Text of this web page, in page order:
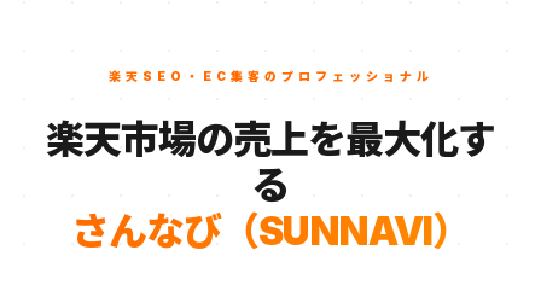
楽天SEO・EC集客のプロフェッショナル
楽天市場の売上を最大化す
る
さんなび（SUNNAVI）